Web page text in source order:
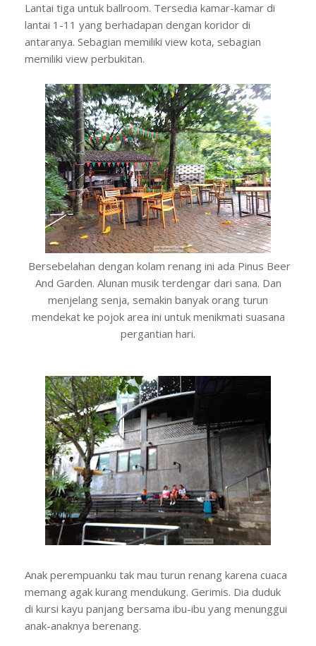
Lantai tiga untuk ballroom. Tersedia kamar-kamar di
lantai 1-11 yang berhadapan dengan koridor di
antaranya. Sebagian memiliki view kota, sebagian
memiliki view perbukitan.
Bersebelahan dengan kolam renang ini ada Pinus Beer
And Garden. Alunan musik terdengar dari sana. Dan
menjelang senja, semakin banyak orang turun
mendekat ke pojok area ini untuk menikmati suasana
pergantian hari.
Anak perempuanku tak mau turun renang karena cuaca
memang agak kurang mendukung. Gerimis. Dia duduk
di kursi kayu panjang bersama ibu-ibu yang menunggui
anak-anaknya berenang.